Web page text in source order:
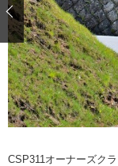
ショップレポ
自動車豆知
鈑金・塗装
ディテイリング
ディテイリ
ヘッドライト
フィルム・ラッ
鈑金・塗装
小キズ直し
特集記事
ストップ 不具合修理
コラム
ショップ紹介
CSP311オーナーズク